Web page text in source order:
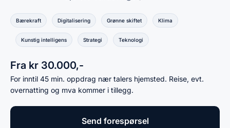
Bærekraft Digitalisering Grønne skiftet Klima
Kunstig intelligens Strategi Teknologi
Fra kr 30.000,-
For inntil 45 min. oppdrag nær talers hjemsted. Reise, evt.
overnatting og mva kommer i tillegg.
Send forespørsel